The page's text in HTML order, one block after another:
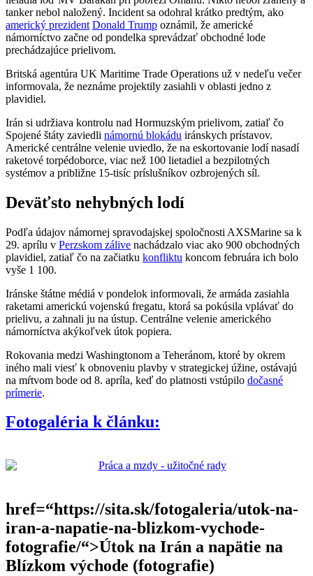
tanker nebol naložený. Incident sa odohral krátko predtým, ako
americký prezident Donald Trump oznámil, že americké
námorníctvo začne od pondelka sprevádzať obchodné lode
prechádzajúce prielivom.
Britská agentúra UK Maritime Trade Operations už v nedeľu večer
informovala, že neznáme projektily zasiahli v oblasti jedno z
plavidiel.
Irán si udržiava kontrolu nad Hormuzským prielivom, zatiaľ čo
Spojené štáty zaviedli námornú blokádu iránskych prístavov.
Americké centrálne velenie uviedlo, že na eskortovanie lodí nasadí
raketové torpédoborce, viac než 100 lietadiel a bezpilotných
systémov a približne 15‑tisíc príslušníkov ozbrojených síl.
Deväťsto nehybných lodí
Podľa údajov námornej spravodajskej spoločnosti AXSMarine sa k
29. aprílu v Perzskom zálive nachádzalo viac ako 900 obchodných
plavidiel, zatiaľ čo na začiatku konfliktu koncom februára ich bolo
vyše 1 100.
Iránske štátne médiá v pondelok informovali, že armáda zasiahla
raketami americkú vojenskú fregatu, ktorá sa pokúsila vplávať do
prielivu, a zahnali ju na ústup. Centrálne velenie amerického
námorníctva akýkoľvek útok popiera.
Rokovania medzi Washingtonom a Teheránom, ktoré by okrem
iného mali viesť k obnoveniu plavby v strategickej úžine, ostávajú
na mŕtvom bode od 8. apríla, keď do platnosti vstúpilo dočasné
prímerie.
Fotogaléria k článku:
href=“https://sita.sk/fotogaleria/utok-na-
iran-a-napatie-na-blizkom-vychode-
fotografie/“>Útok na Irán a napätie na
Blízkom východe (fotografie)